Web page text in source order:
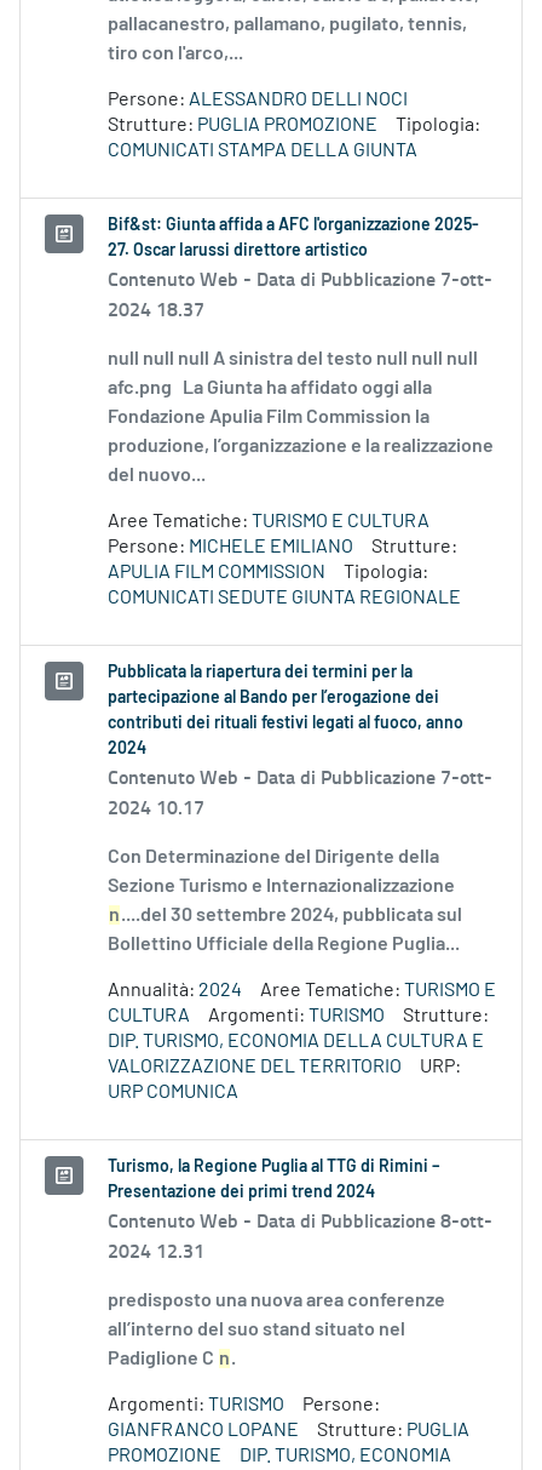
pallacanestro, pallamano, pugilato, tennis,
tiro con l'arco,...
Persone: ALESSANDRO DELLI NOCI
Strutture: PUGLIA PROMOZIONE
Tipologia:
COMUNICATI STAMPA DELLA GIUNTA
Bif&st: Giunta affida a AFC l'organizzazione 2025-
27. Oscar Iarussi direttore artistico
Contenuto Web - Data di Pubblicazione 7-ott-
2024 18.37
null null null A sinistra del testo null null null
afc.png La Giunta ha affidato oggi alla
Fondazione Apulia Film Commission la
produzione, l’organizzazione e la realizzazione
del nuovo...
Aree Tematiche: TURISMO E CULTURA
Persone: MICHELE EMILIANO
Strutture:
APULIA FILM COMMISSION
Tipologia:
COMUNICATI SEDUTE GIUNTA REGIONALE
Pubblicata la riapertura dei termini per la
partecipazione al Bando per l’erogazione dei
contributi dei rituali festivi legati al fuoco, anno
2024
Contenuto Web - Data di Pubblicazione 7-ott-
2024 10.17
Con Determinazione del Dirigente della
Sezione Turismo e Internazionalizzazione
n....del 30 settembre 2024, pubblicata sul
Bollettino Ufficiale della Regione Puglia...
Annualità: 2024 Aree Tematiche: TURISMO E
CULTURA
Argomenti: TURISMO
Strutture:
DIP. TURISMO, ECONOMIA DELLA CULTURA E
VALORIZZAZIONE DEL TERRITORIO
URP:
URP COMUNICA
Turismo, la Regione Puglia al TTG di Rimini –
Presentazione dei primi trend 2024
Contenuto Web - Data di Pubblicazione 8-ott-
2024 12.31
predisposto una nuova area conferenze
all’interno del suo stand situato nel
Padiglione C n.
Argomenti: TURISMO
Persone:
GIANFRANCO LOPANE
Strutture: PUGLIA
PROMOZIONE
DIP. TURISMO, ECONOMIA